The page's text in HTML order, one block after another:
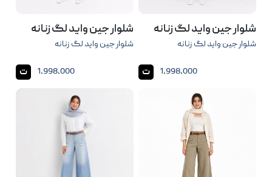
شلوار جین واید لگ زنانه
شلوار جین واید لگ زنانه
1,998,000 ت
شلوار جین واید لگ زنانه
شلوار جین واید لگ زنانه
1,998,000 ت